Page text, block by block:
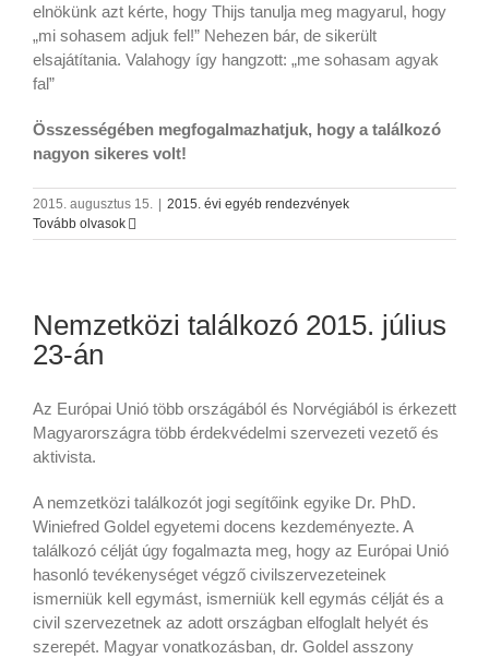
elnökünk azt kérte, hogy Thijs tanulja meg magyarul, hogy
„mi sohasem adjuk fel!” Nehezen bár, de sikerült
elsajátítania. Valahogy így hangzott: „me sohasam agyak
fal”
Összességében megfogalmazhatjuk, hogy a találkozó
nagyon sikeres volt!
2015. augusztus 15.
2015. évi egyéb rendezvények
Tovább olvasok
Nemzetközi találkozó 2015. július
23-án
Az Európai Unió több országából és Norvégiából is érkezett
Magyarországra több érdekvédelmi szervezeti vezető és
aktivista.
A nemzetközi találkozót jogi segítőink egyike Dr. PhD.
Winiefred Goldel egyetemi docens kezdeményezte. A
találkozó célját úgy fogalmazta meg, hogy az Európai Unió
hasonló tevékenységet végző civilszervezeteinek
ismerniük kell egymást, ismerniük kell egymás célját és a
civil szervezetnek az adott országban elfoglalt helyét és
szerepét. Magyar vonatkozásban, dr. Goldel asszony